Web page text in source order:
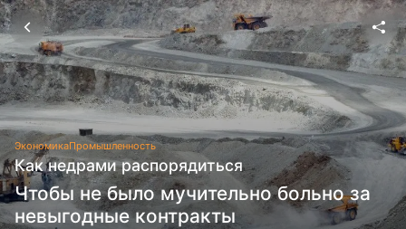
ЭкономикаПромышленность
Как недрами распорядиться
Чтобы не было мучительно больно за
невыгодные контракты